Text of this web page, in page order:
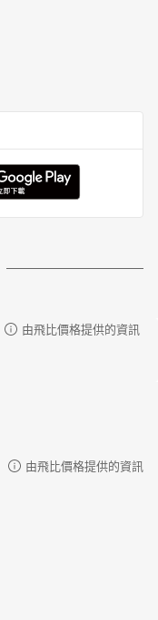
由飛比價格提供的資訊
由飛比價格提供的資訊